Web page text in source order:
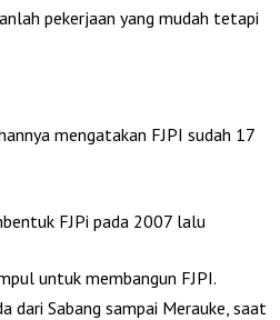
pekerjaan yang mudah tetapi
mengatakan FJPI sudah 17
FJPi pada 2007 lalu
untuk membangun FJPI.
dari Sabang sampai Merauke, saat